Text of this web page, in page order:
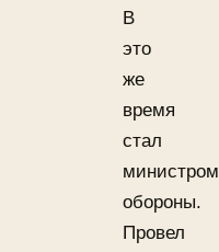
В
это
же
время
стал
министром
обороны.
Провел